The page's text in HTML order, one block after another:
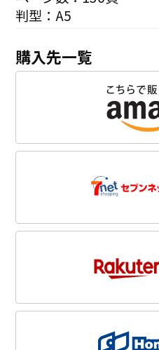
判型：A5
購入先一覧